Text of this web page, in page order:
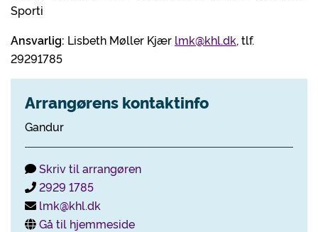
Sporti
Ansvarlig: Lisbeth Møller Kjær lmk@khl.dk, tlf.
29291785
Arrangørens kontaktinfo
Gandur
Skriv til arrangøren
2929 1785
lmk@khl.dk
Gå til hjemmeside